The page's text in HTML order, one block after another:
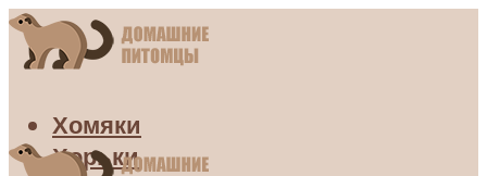
Хомяки
Хорьки